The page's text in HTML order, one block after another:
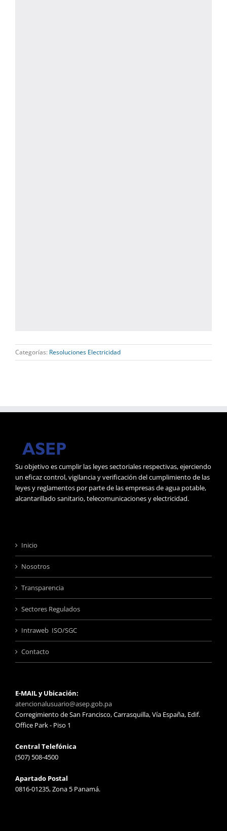
Categorías: Resoluciones Electricidad
Su objetivo es cumplir las leyes sectoriales respectivas, ejerciendo
un eficaz control, vigilancia y verificación del cumplimiento de las
leyes y reglamentos por parte de las empresas de agua potable,
alcantarillado sanitario, telecomunicaciones y electricidad.
Inicio
Nosotros
Transparencia
Sectores Regulados
Intraweb ISO/SGC
Contacto
E-MAIL y Ubicación:
atencionalusuario@asep.gob.pa
Corregimiento de San Francisco, Carrasquilla, Vía España, Edif.
Office Park - Piso 1
Central Telefónica
(507) 508-4500
Apartado Postal
0816-01235, Zona 5 Panamá.